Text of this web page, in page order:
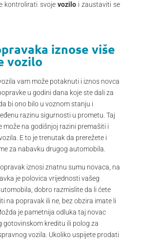
kontrolirati svoje voziloi zaustaviti se
iznose više
vozilo
vam može potaknuti i iznos novca
u godini dana koje ste dali za
bi ono bilo u voznom stanju i
razinu sigurnosti u prometu. Taj
može na godišnjoj razini premašiti i
E to je trenutak da prerežete i
za nabavku drugog automobila.
iznosi znatnu sumu novaca, na
je polovica vrijednosti vašeg
dobro razmislite da li ćete
na popravak ili ne, bez obzira imate li
je pametnija odluka taj novac
gotovinskom kreditu ili polog za
vozila. Ukoliko uspijete prodati